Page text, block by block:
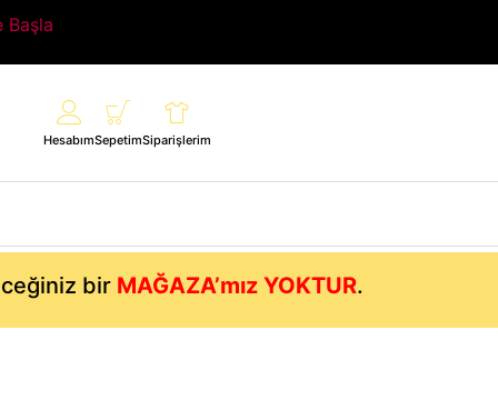
Başla
HesabımSepetimSiparişlerim
bir MAĞAZA’mız YOKTUR.